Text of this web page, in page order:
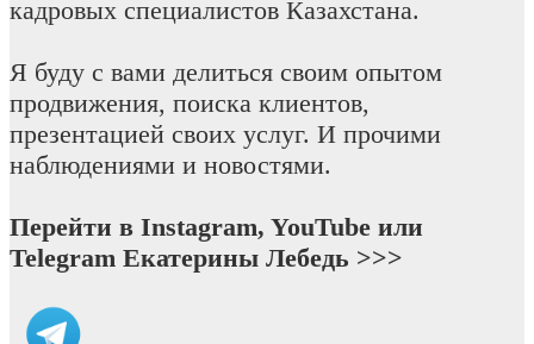
кадровых специалистов Казахстана.
Я буду с вами делиться своим опытом
продвижения, поиска клиентов,
презентацией своих услуг. И прочими
наблюдениями и новостями.
Перейти в Instagram, YouTube или
Telegram Екатерины Лебедь >>>